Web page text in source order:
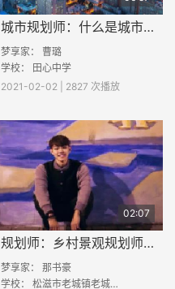
城市规划师：什么是城市规划师
梦享家： 曹璐
学校：
田心中学
2021-02-02 | 2827 次播放
02:07
规划师：乡村景观规划师是做什么的？
梦享家： 那书豪
学校： 松滋市老城镇老城初级中学